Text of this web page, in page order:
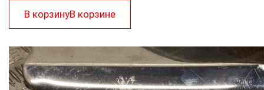
В корзинуВ корзине